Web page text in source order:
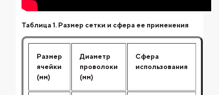
Таблица 1. Размер сетки и сфера ее применения
Размер
ячейки
(мм)
Диаметр
проволоки
(мм)
Сфера
использования